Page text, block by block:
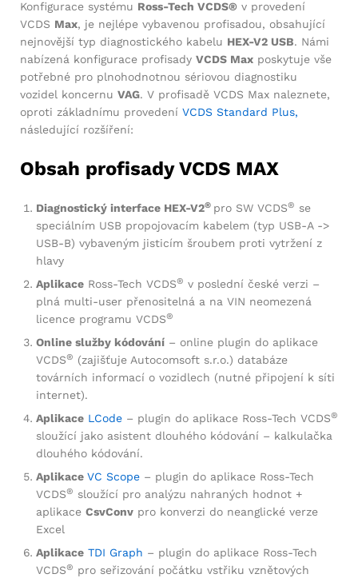
Konfigurace systému Ross-Tech VCDS® v provedení
VCDS Max, je nejlépe vybavenou profisadou, obsahující
nejnovější typ diagnostického kabelu HEX-V2 USB. Námi
nabízená konfigurace profisady VCDS Max poskytuje vše
potřebné pro plnohodnotnou sériovou diagnostiku
vozidel koncernu VAG. V profisadě VCDS Max naleznete,
oproti základnímu provedení VCDS Standard Plus,
následující rozšíření:
Obsah profisady VCDS MAX
Diagnostický interface HEX-V2® pro SW VCDS® se
speciálním USB propojovacím kabelem (typ USB-A ->
USB-B) vybaveným jisticím šroubem proti vytržení z
hlavy
Aplikace Ross-Tech VCDS® v poslední české verzi –
plná multi-user přenositelná a na VIN neomezená
licence programu VCDS®
Online služby kódování – online plugin do aplikace
VCDS® (zajišťuje Autocomsoft s.r.o.) databáze
továrních informací o vozidlech (nutné připojení k síti
internet).
Aplikace LCode – plugin do aplikace Ross-Tech VCDS®
sloužící jako asistent dlouhého kódování – kalkulačka
dlouhého kódování.
Aplikace VC Scope – plugin do aplikace Ross-Tech
VCDS® sloužící pro analýzu nahraných hodnot +
aplikace CsvConv pro konverzi do neanglické verze
Excel
Aplikace TDI Graph – plugin do aplikace Ross-Tech
VCDS® pro seřizování počátku vstřiku vznětových